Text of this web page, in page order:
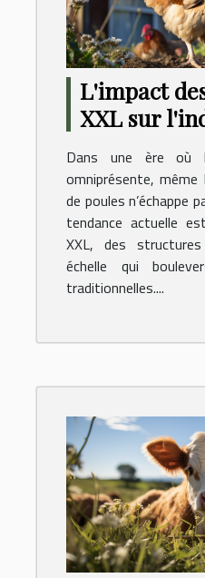
L'impact
XXL sur
l'élevage
Dans une ère où
omniprésente, même
de poules n’échappe
tendance actuelle
XXL, des
échelle qui
traditionnelles....